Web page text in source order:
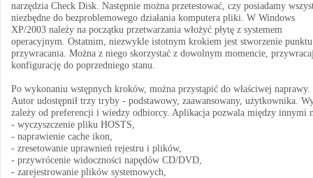
narzędzia Check Disk. Następnie można przetestować, czy posiadamy
niezbędne do bezproblemowego działania komputera pliki. W Windows
XP/2003 należy na początku przetwarzania włożyć płytę z systemem
operacyjnym. Ostatnim, niezwykle istotnym krokiem jest stworzenie punktu
przywracania. Można z niego skorzystać z dowolnym momencie,
konfigurację do poprzedniego stanu.
Po wykonaniu wstępnych kroków, można przystąpić do właściwej naprawy.
Autor udostępnił trzy tryby - podstawowy, zaawansowany, użytkownika.
zależy od preferencji i wiedzy odbiorcy. Aplikacja pozwala między innymi
- wyczyszczenie pliku HOSTS,
- naprawienie cache ikon,
- zresetowanie uprawnień rejestru i plików,
- przywrócenie widoczności napędów CD/DVD,
- zarejestrowanie plików systemowych,